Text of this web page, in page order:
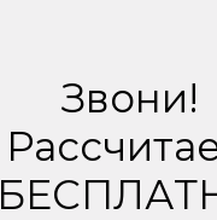
Звони!